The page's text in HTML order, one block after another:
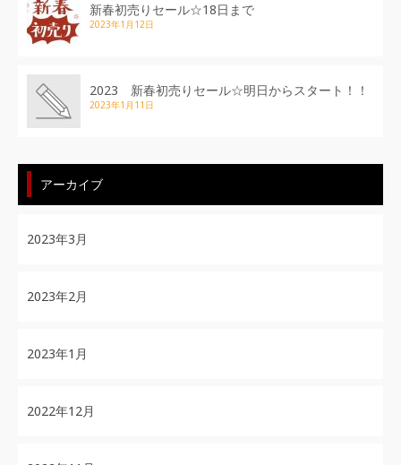
新春初売りセール☆18日まで
2023年1月12日
2023 新春初売りセール☆明日からスタート！！
2023年1月11日
アーカイブ
2023年3月
2023年2月
2023年1月
2022年12月